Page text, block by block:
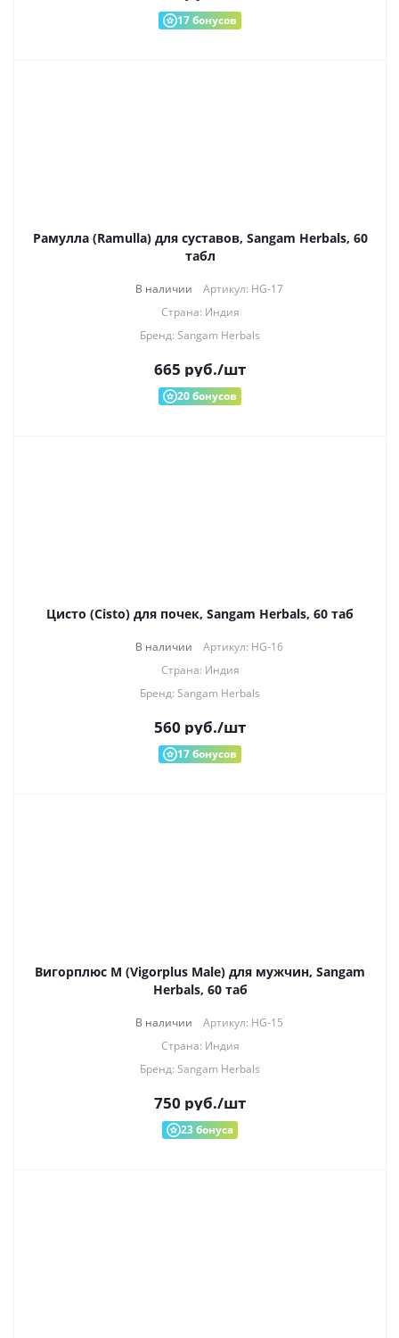
17бонусов
Рамулла (Ramulla) для суставов, Sangam Herbals, 60
табл
В наличии
Артикул: HG-17
Страна: Индия
Бренд: Sangam Herbals
665 руб./шт
20бонусов
Цисто (Cisto) для почек, Sangam Herbals, 60 таб
В наличии
Артикул: HG-16
Страна: Индия
Бренд: Sangam Herbals
560 руб./шт
17бонусов
Вигорплюс М (Vigorplus Male) для мужчин, Sangam
Herbals, 60 таб
В наличии
Артикул: HG-15
Страна: Индия
Бренд: Sangam Herbals
750 руб./шт
23бонуса